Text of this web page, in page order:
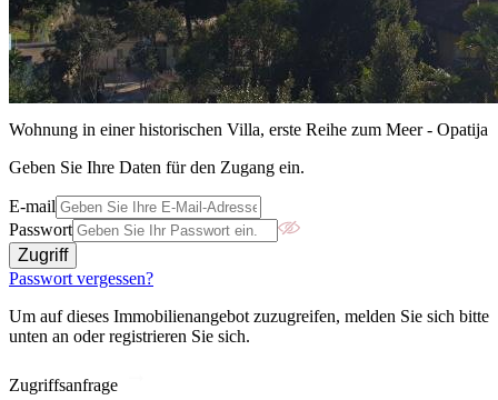
Wohnung in einer historischen Villa, erste Reihe zum Meer - Opatija
Geben Sie Ihre Daten für den Zugang ein.
E-mail
Passwort
Zugriff
Passwort vergessen?
Um auf dieses Immobilienangebot zuzugreifen, melden Sie sich bitte
unten an oder registrieren Sie sich.
Zugriffsanfrage